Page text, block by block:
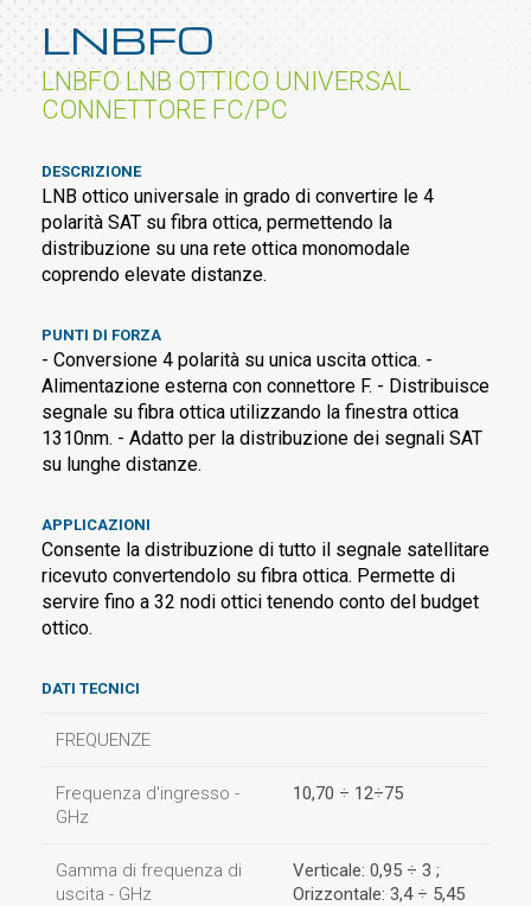
LNBFO
LNBFO LNB OTTICO UNIVERSAL
CONNETTORE FC/PC
DESCRIZIONE
LNB ottico universale in grado di convertire le 4
polarità SAT su fibra ottica, permettendo la
distribuzione su una rete ottica monomodale
coprendo elevate distanze.
PUNTI DI FORZA
- Conversione 4 polarità su unica uscita ottica. -
Alimentazione esterna con connettore F. - Distribuisce
segnale su fibra ottica utilizzando la finestra ottica
1310nm. - Adatto per la distribuzione dei segnali SAT
su lunghe distanze.
APPLICAZIONI
Consente la distribuzione di tutto il segnale satellitare
ricevuto convertendolo su fibra ottica. Permette di
servire fino a 32 nodi ottici tenendo conto del budget
ottico.
DATI TECNICI
FREQUENZE
Frequenza d'ingresso -
GHz
10,70 ÷ 12÷75
Gamma di frequenza di
uscita - GHz
Verticale: 0,95 ÷ 3 ;
Orizzontale: 3,4 ÷ 5,45